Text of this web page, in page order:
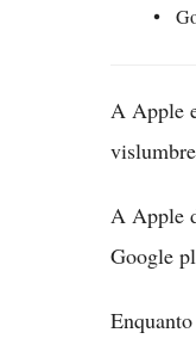
A Apple
A Apple
Google